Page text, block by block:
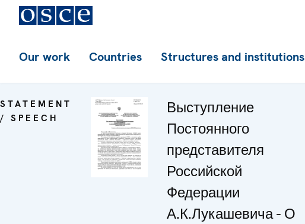
Our work Countries Structures and institutions
STATEMENT
/ SPEECH
Выступление
Постоянного
представителя
Российской
Федерации
А.К.Лукашевича - О